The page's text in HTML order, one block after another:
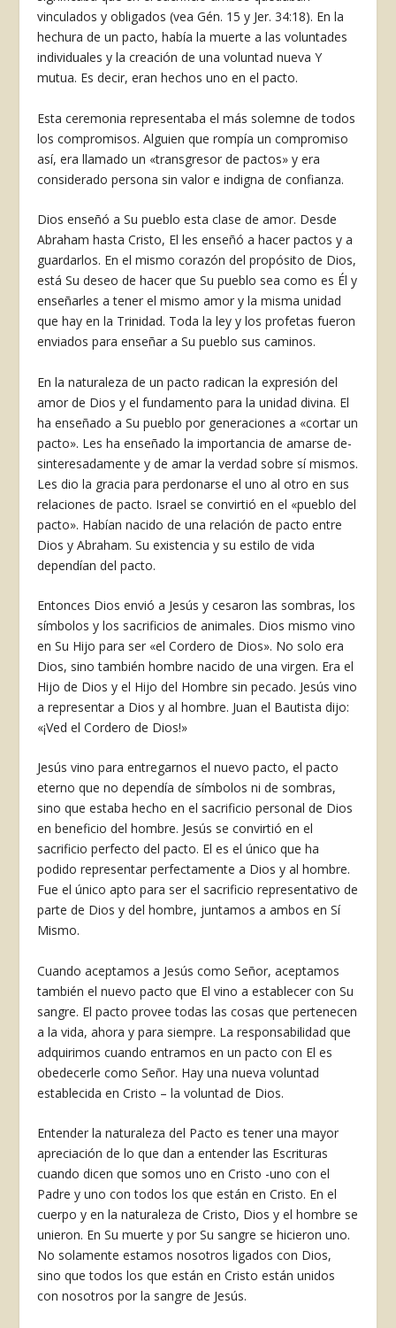
vinculados y obligados (vea Gén. 15 y Jer. 34:18). En la
hechura de un pacto, había la muerte a las voluntades
individuales y la creación de una voluntad nueva Y
mutua. Es decir, eran hechos uno en el pacto.
Esta ceremonia representaba el más solemne de todos
los compromisos. Alguien que rompía un compromiso
así, era llamado un «transgresor de pactos» y era
considerado persona sin valor e indigna de confianza.
Dios enseñó a Su pueblo esta clase de amor. Desde
Abraham hasta Cristo, El les enseñó a hacer pactos y a
guar­darlos. En el mismo corazón del pro­pósito de Dios,
está Su deseo de hacer que Su pueblo sea como es Él y
ense­ñarles a tener el mismo amor y la mis­ma unidad
que hay en la Trinidad. Toda la ley y los profetas fueron
en­viados para enseñar a Su pueblo sus caminos.
En la naturaleza de un pacto ra­dican la expresión del
amor de Dios y el fundamento para la unidad divina. El
ha enseñado a Su pueblo por gene­raciones a «cortar un
pacto». Les ha enseñado la importancia de amarse de­
sinteresadamente y de amar la verdad sobre sí mismos.
Les dio la gracia para perdonarse el uno al otro en sus
rela­ciones de pacto. Israel se convirtió en el «pueblo del
pacto». Habían nacido de una relación de pacto entre
Dios y Abraham. Su existencia y su estilo de vida
dependían del pacto.
Entonces Dios envió a Jesús y cesa­ron las sombras, los
símbolos y los sa­crificios de animales. Dios mismo vino
en Su Hijo para ser «el Cordero de Dios». No solo era
Dios, sino tam­bién hombre nacido de una virgen. Era el
Hijo de Dios y el Hijo del Hombre sin pecado. Jesús vino
a representar a Dios y al hombre. Juan el Bautista di­jo:
«¡Ved el Cordero de Dios!»
Je­sús vino para entregarnos el nuevo pac­to, el pacto
eterno que no dependía de símbolos ni de sombras,
sino que estaba hecho en el sacrificio personal de Dios
en beneficio del hombre. Jesús se convirtió en el
sacrificio perfecto del pacto. El es el único que ha
podido representar perfectamente a Dios y al hombre.
Fue el único apto para ser el sacrificio representativo de
parte de Dios y del hombre, juntamos a ambos en Sí
Mismo.
Cuando aceptamos a Jesús como Señor, aceptamos
también el nuevo pacto que El vino a establecer con Su
sangre. El pacto provee todas las cosas que pertenecen
a la vida, ahora y para siempre. La responsabilidad que
adqui­rimos cuando entramos en un pacto con El es
obedecerle como Señor. Hay una nueva voluntad
establecida en Cristo – la voluntad de Dios.
Entender la naturaleza del Pacto es tener una mayor
apreciación de lo que dan a entender las Escrituras
cuando dicen que somos uno en Cristo -uno con el
Padre y uno con todos los que están en Cristo. En el
cuerpo y en la naturaleza de Cristo, Dios y el hombre se
unieron. En Su muerte y por Su sangre se hicieron uno.
No solamente estamos nosotros ligados con Dios,
sino que todos los que están en Cristo están unidos
con nosotros por la san­gre de Jesús.